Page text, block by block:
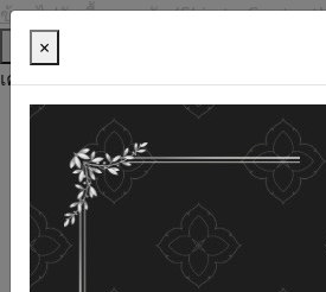
ข้ามไปยังเนื้อหาหลัก (Skip to Content)
ช่วยเหลือ
เครื่องมือการเข้าถึง
ภาษาไทย
ภาษาอังกฤษ
เพิ่มขนาดตัวอักษร
ลดขนาดตัวอักษร
ขนาดตัวอักษรปกติ
ความคมชัดสูง
ความคมชัดเชิงลบ
×